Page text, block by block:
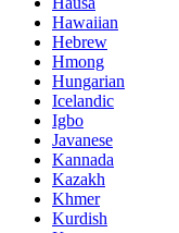
Hawaiian
Hebrew
Hmong
Hungarian
Icelandic
Igbo
Javanese
Kannada
Kazakh
Khmer
Kurdish